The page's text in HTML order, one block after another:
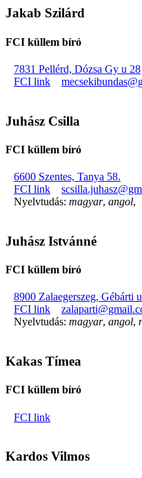
Jakab Szilárd
FCI küllem bíró
7831 Pellérd, Dózsa Gy u 28
FCI link
Juhász Csilla
FCI küllem bíró
6600 Szentes, Tanya 58.
FCI link
Nyelvtudás: magyar, angol,
Juhász Istvánné
FCI küllem bíró
8900 Zalaegerszeg, Gébárti
FCI link
Nyelvtudás: magyar, angol,
Kakas Tímea
FCI küllem bíró
FCI link
Kardos Vilmos